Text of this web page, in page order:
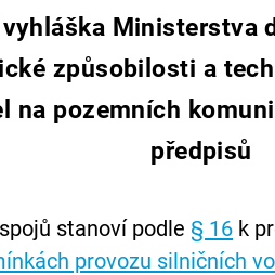
Ministerstva
způsobilosti a
na pozemních
předpisů
stanoví podle § 16 k
provozu silničních